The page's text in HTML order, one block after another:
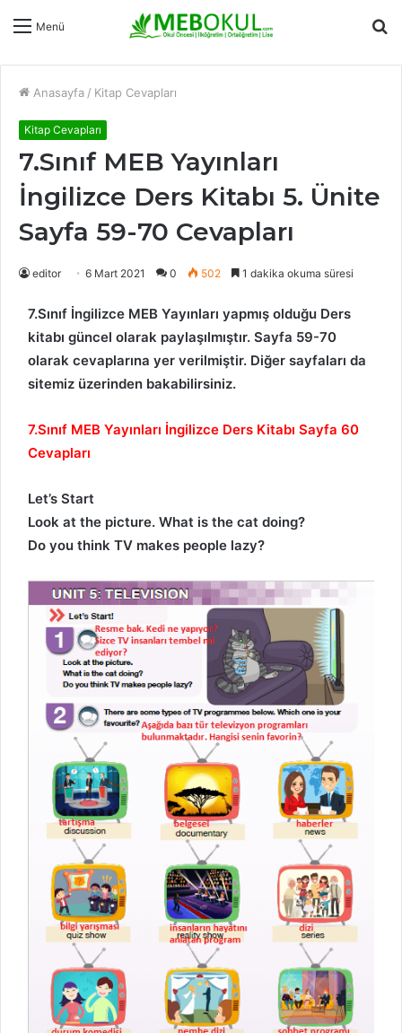
Menü
Anasayfa / Kitap Cevapları
Kitap Cevapları
7.Sınıf MEB Yayınları
İngilizce Ders Kitabı 5. Ünite
Sayfa 59-70 Cevapları
editor 6 Mart 2021 0 502 1 dakika okuma süresi
7.Sınıf İngilizce MEB Yayınları yapmış olduğu Ders
kitabı güncel olarak paylaşılmıştır. Sayfa 59-70
olarak cevaplarına yer verilmiştir. Diğer sayfaları da
sitemiz üzerinden bakabilirsiniz.
7.Sınıf MEB Yayınları İngilizce Ders Kitabı Sayfa 60
Cevapları
Let’s Start
Look at the picture. What is the cat doing?
Do you think TV makes people lazy?